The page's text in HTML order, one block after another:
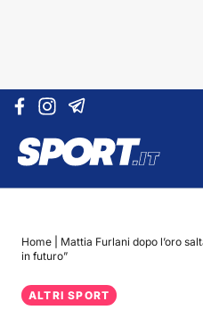
Vai al contenuto
Home
Mattia Furlani dopo l’oro
in futuro”
ALTRI SPORT